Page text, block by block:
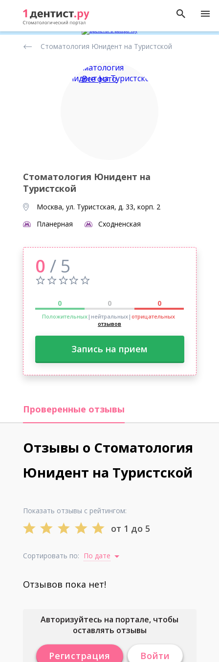
стоматологических
Стоматология Юнидент на Туристской
Все фото
Стоматология Юнидент на
Туристской
Москва, ул. Туристская, д. 33, корп. 2
Планерная
Сходненская
0 / 5
0 0 0
Положительных|нейтральных| отрицательных
отзывов
Запись на прием
Проверенные отзывы
Отзывы о Стоматология
Юнидент на Туристской
Показать отзывы с рейтингом:
от 1 до 5
Сортировать по: По дате
Отзывов пока нет!
Авторизуйтесь на портале, чтобы
оставлять отзывы
Регистрация Войти